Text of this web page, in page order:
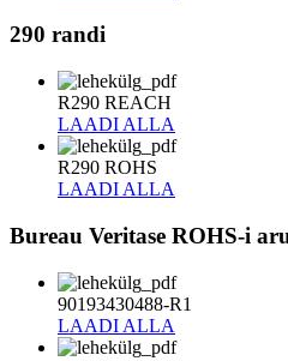
290 randi
R290 REACH
LAADI ALLA
R290 ROHS
LAADI ALLA
Bureau Veritase ROHS-i
90193430488-R1
LAADI ALLA